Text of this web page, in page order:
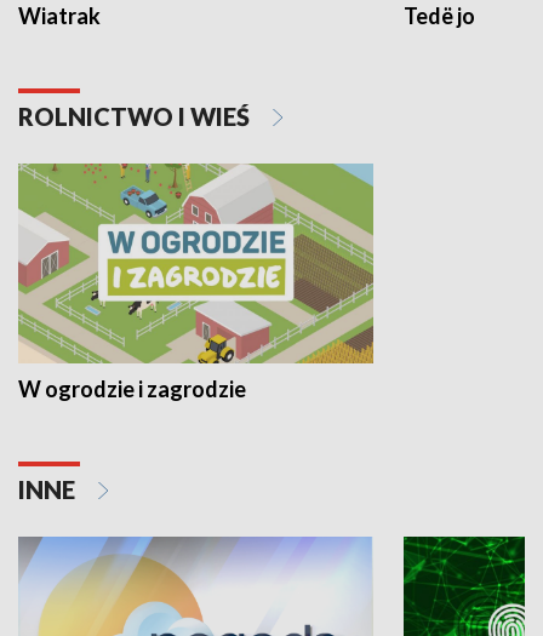
Wiatrak Tedë jo
ROLNICTWO I WIEŚ
W ogrodzie i zagrodzie
INNE